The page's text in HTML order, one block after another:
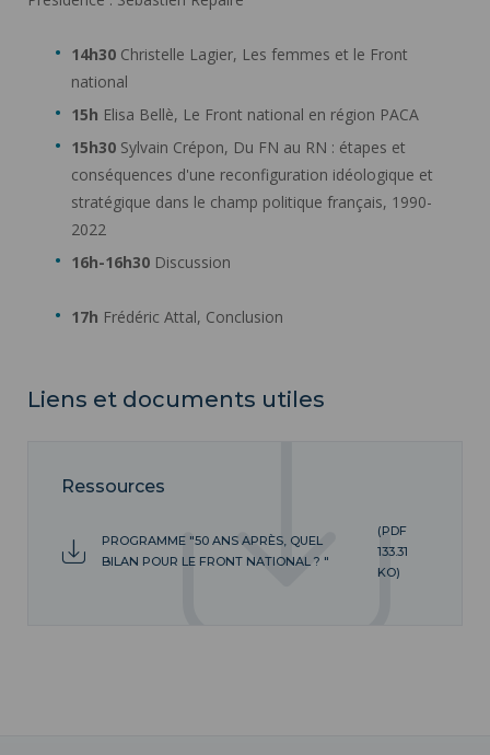
14h30 Christelle Lagier, Les femmes et le Front
national
15h Elisa Bellè, Le Front national en région PACA
15h30 Sylvain Crépon, Du FN au RN : étapes et
conséquences d'une reconfiguration idéologique et
stratégique dans le champ politique français, 1990-
2022
16h-16h30 Discussion
17h Frédéric Attal, Conclusion
Liens et documents utiles
Ressources
PROGRAMME "50 ANS APRÈS, QUEL
BILAN POUR LE FRONT NATIONAL ? "
(PDF
133.31
KO)